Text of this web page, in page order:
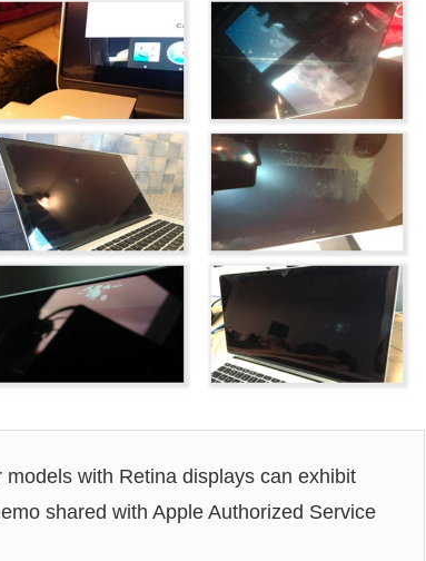
with Retina displays can exhibit
shared with Apple Authorized Service